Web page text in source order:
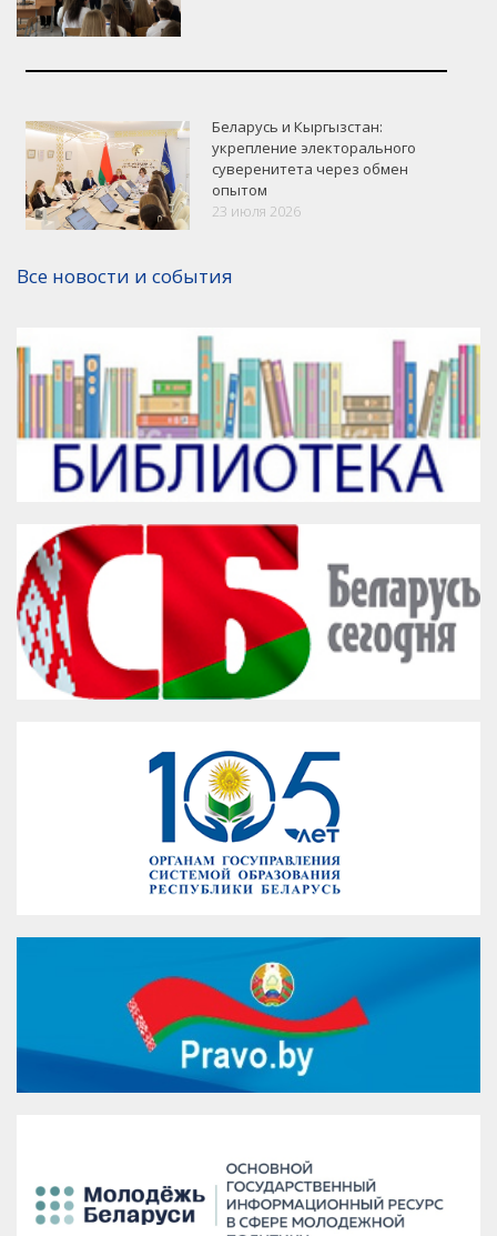
VK Google+ Facebook
Беларусь и Кыргызстан:
укрепление электорального
суверенитета через обмен
опытом
23 июля 2026
Все новости и события